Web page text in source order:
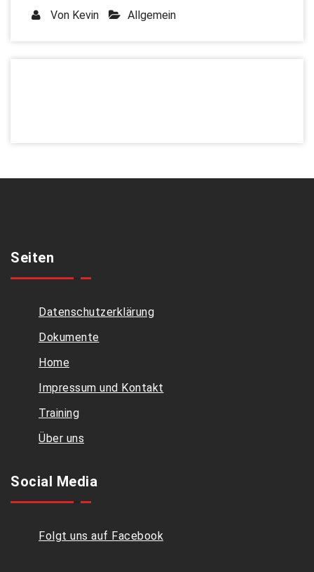
Von Kevin Allgemein
Seiten
Datenschutzerklärung
Dokumente
Home
Impressum und Kontakt
Training
Über uns
Social Media
Folgt uns auf Facebook